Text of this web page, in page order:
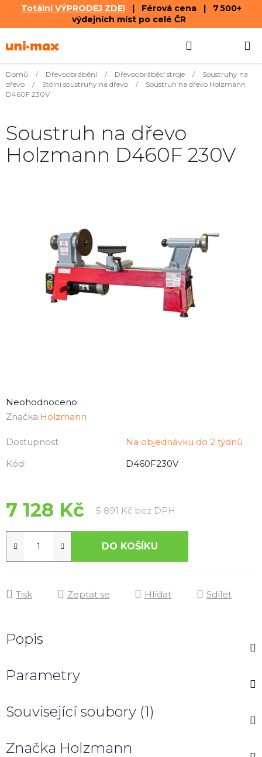
Totální VÝPRODEJ ZDE!| Férová cena | 7 500+
výdejních míst po celé ČR
na
KOŠÍK
Domů / Dřevoobrábění / Dřevoobráběcí stroje /
Soustruhy na
dřevo
/ Stolní soustruhy na dřevo /
Soustruh na dřevo Holzmann
D460F 230V
hodnocení
produktu
0,0
z
Neohodnoceno
Značka:Holzmann
Dostupnost
Na objednávku do 2 týdnů
Kód:
D460F230V
7 128 Kč 5 891 Kč bez DPH
DO KOŠÍKU
Tisk Zeptat se Hlídat Sdílet
Soustruh na dřevo
Holzmann D460F 230V
Popis
Parametry
Související soubory (1)
Značka Holzmann